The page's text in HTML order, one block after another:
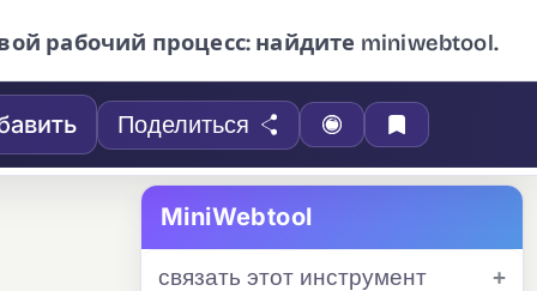
рабочий процесс: найдите miniwebtool.
Поделиться
MiniWebtool
связать этот инструмент